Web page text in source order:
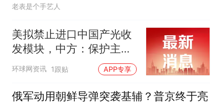
老表是个手艺人
美拟禁止进口中国产光收
发模块，中方：保护主义
提升不了美国竞争力
环球网资讯 1跟贴 APP专享
俄军动用朝鲜导弹突袭基辅？普京终于亮